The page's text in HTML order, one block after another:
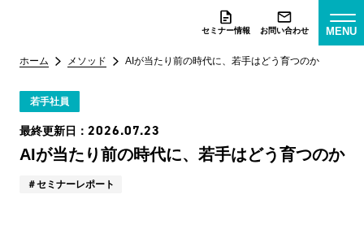
セミナー情報 お問い合わせ MENU
ホーム メソッド AIが当たり前の時代に、若手はどう育つのか
若手社員
最終更新日： 2026.07.23
AIが当たり前の時代に、若手はどう育つのか
セミナーレポート